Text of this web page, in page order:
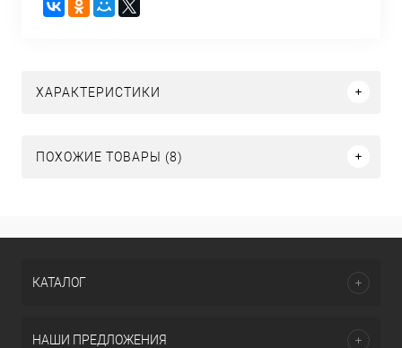
ХАРАКТЕРИСТИКИ
ПОХОЖИЕ ТОВАРЫ (8)
КАТАЛОГ
НАШИ ПРЕДЛОЖЕНИЯ